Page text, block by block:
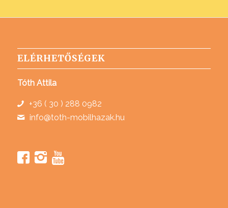
ELÉRHETŐSÉGEK
Tóth Attila
+36 ( 30 ) 288 0982
info@toth-mobilhazak.hu